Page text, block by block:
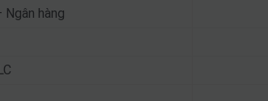
Ngân hàng